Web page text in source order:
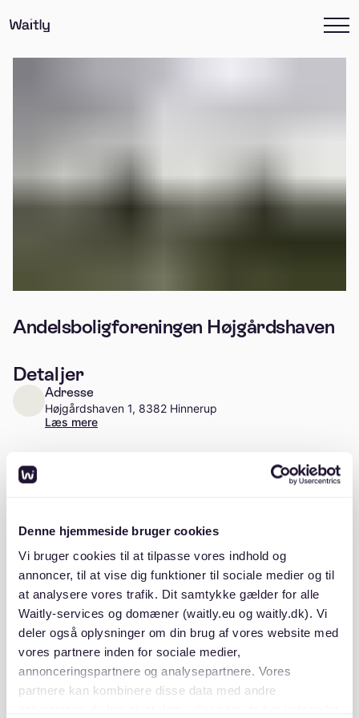
Denne hjemmeside bruger cookies
Vi bruger cookies til at tilpasse vores indhold og
annoncer, til at vise dig funktioner til sociale medier og til
at analysere vores trafik. Dit samtykke gælder for alle
Waitly-services og domæner (waitly.eu og waitly.dk). Vi
deler også oplysninger om din brug af vores website med
vores partnere inden for sociale medier,
annonceringspartnere og analysepartnere. Vores
partnere kan kombinere disse data med andre
Andelsboligforeningen Højgårdshaven
Detaljer
Adresse
Højgårdshaven 1, 8382 Hinnerup
Læs mere
2002
Beskrivelse